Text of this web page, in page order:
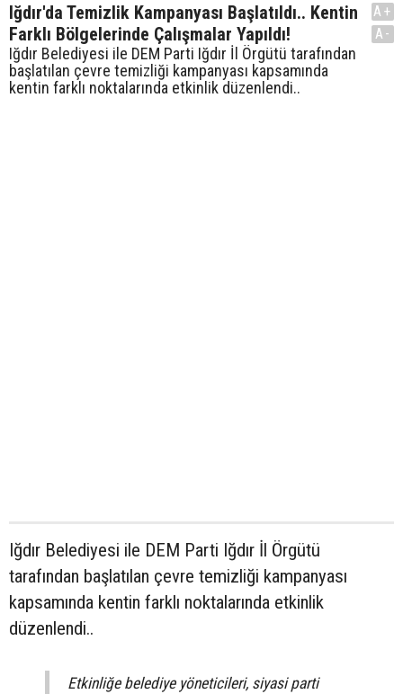
Iğdır'da Temizlik Kampanyası Başlatıldı.. Kentin
Farklı Bölgelerinde Çalışmalar Yapıldı!
Iğdır Belediyesi ile DEM Parti Iğdır İl Örgütü tarafından
başlatılan çevre temizliği kampanyası kapsamında
kentin farklı noktalarında etkinlik düzenlendi..
A+
A-
Iğdır Belediyesi ile DEM Parti Iğdır İl Örgütü
tarafından başlatılan çevre temizliği kampanyası
kapsamında kentin farklı noktalarında etkinlik
düzenlendi..
Etkinliğe belediye yöneticileri, siyasi parti